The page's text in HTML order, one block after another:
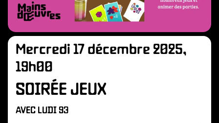
Mercredi 17 décembre 2025,
19h00
SOIRÉE JEUX
AVEC LUDI 93